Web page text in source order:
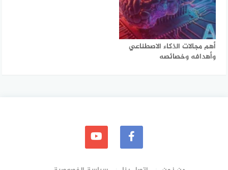
أهم مجالات الذكاء الاصطناعي
وأهدافه وخصائصه